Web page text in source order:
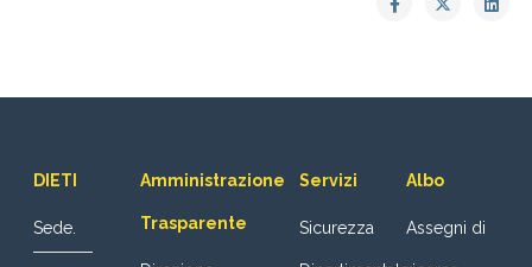
DIETI
Sede.
Amministrazione
Trasparente
Servizi
Sicurezza
Albo
Assegni di